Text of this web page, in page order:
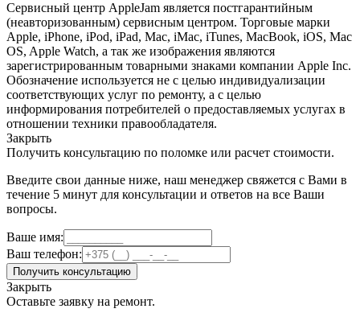
Сервисный центр AppleJam является постгарантийным
(неавторизованным) сервисным центром. Торговые марки
Apple, iPhone, iPod, iPad, Mac, iMac, iTunes, MacBook, iOS, Mac
OS, Apple Watch, а так же изображения являются
зарегистрированным товарными знаками компании Apple Inc.
Обозначение используется не с целью индивидуализации
соответствующих услуг по ремонту, а с целью
информирования потребителей о предоставляемых услугах в
отношении техники правообладателя.
Закрыть
Получить консультацию по поломке или расчет стоимости.
Введите свои данные ниже, наш менеджер свяжется с Вами в
течение 5 минут для консультации и ответов на все Ваши
вопросы.
Ваше имя:
Ваш телефон:
Получить консультацию
Закрыть
Оставьте заявку на ремонт.